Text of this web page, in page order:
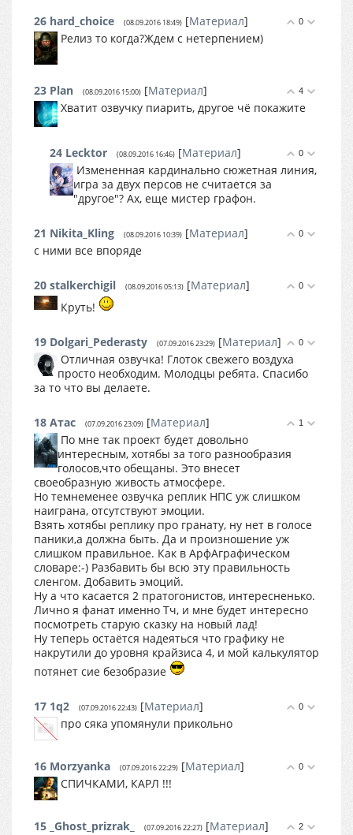
0
26 hard_choice (08.09.2016 18:49) [Материал]
Релиз то когда?Ждем с нетерпением)
4
23 Plan (08.09.2016 15:00) [Материал]
Хватит озвучку пиарить, другое чё покажите
0
24 Lecktor (08.09.2016 16:46) [Материал]
Измененная кардинально сюжетная линия,
игра за двух персов не считается за
"другое"? Ах, еще мистер графон.
0
21 Nikita_Kling (08.09.2016 10:39) [Материал]
с ними все впоряде
0
20 stalkerchigil (08.09.2016 05:13) [Материал]
Круть!
0
19 Dolgari_Pederasty (07.09.2016 23:29) [Материал]
Отличная озвучка! Глоток свежего воздуха
просто необходим. Молодцы ребята. Спасибо
за то что вы делаете.
1
18 Атас (07.09.2016 23:09) [Материал]
По мне так проект будет довольно
интересным, хотябы за того разнообразия
голосов,что обещаны. Это внесет
своеобразную живость атмосфере.
Но темнеменее озвучка реплик НПС уж слишком
наиграна, отсутствуют эмоции.
Взять хотябы реплику про гранату, ну нет в голосе
паники,а должна быть. Да и произношение уж
слишком правильное. Как в АрфАграфическом
словаре:-) Разбавить бы всю эту правильность
сленгом. Добавить эмоций.
Ну а что касается 2 пратогонистов, интересненько.
Лично я фанат именно Тч, и мне будет интересно
посмотреть старую сказку на новый лад!
Ну теперь остаётся надеяться что графику не
накрутили до уровня крайзиса 4, и мой калькулятор
потянет сие безобразие
0
17 1q2 (07.09.2016 22:43) [Материал]
про сяка упомянули прикольно
0
16 Morzyanka (07.09.2016 22:29) [Материал]
СПИЧКАМИ, КАРЛ !!!
2
15 _Ghost_prizrak_ (07.09.2016 22:27) [Материал]